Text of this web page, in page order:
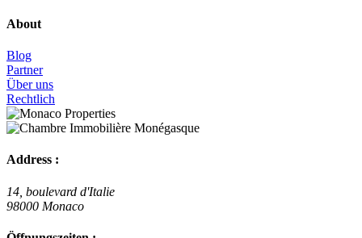
About
Blog
Partner
Über uns
Rechtlich
Address :
14, boulevard d'Italie
98000 Monaco